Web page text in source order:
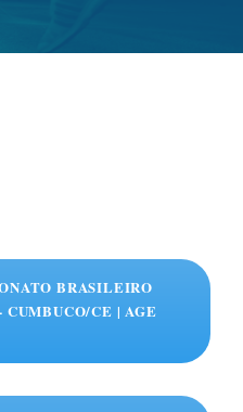
BRASILEIRO
CE | AGE